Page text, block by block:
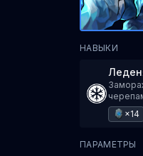
НАВЫКИ
×14
ПАРАМЕТРЫ